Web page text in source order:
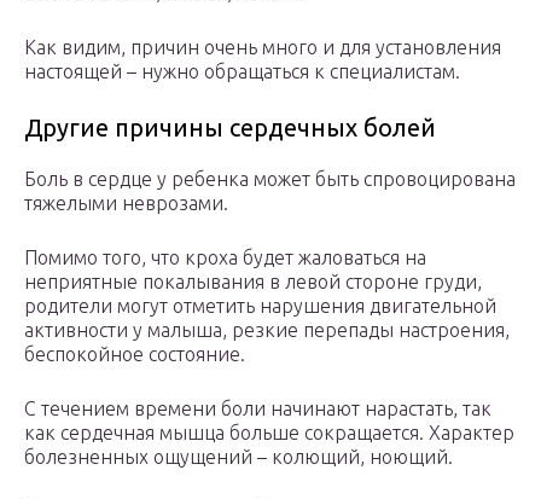
Как видим, причин очень много и для установления
настоящей – нужно обращаться к специалистам.
Другие причины сердечных болей
Боль в сердце у ребенка может быть спровоцирована
тяжелыми неврозами.
Помимо того, что кроха будет жаловаться на
неприятные покалывания в левой стороне груди,
родители могут отметить нарушения двигательной
активности у малыша, резкие перепады настроения,
беспокойное состояние.
С течением времени боли начинают нарастать, так
как сердечная мышца больше сокращается. Характер
болезненных ощущений – колющий, ноющий.